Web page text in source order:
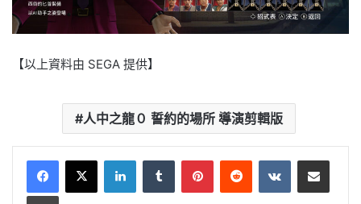
【以上資料由 SEGA 提供】
人中之龍０ 誓約的場所 導演剪輯版
LinkedInTumblr PinterestReddit VKontakteShare via Email
Print